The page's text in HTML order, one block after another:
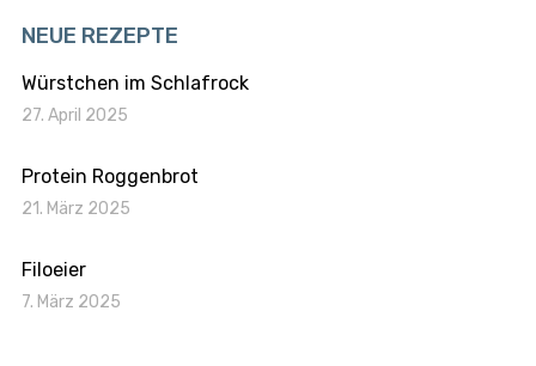
NEUE REZEPTE
Würstchen im Schlafrock
27. April 2025
Protein Roggenbrot
21. März 2025
Filoeier
7. März 2025